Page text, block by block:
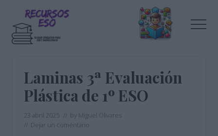
contenido
principal
barra
educación
Laminas 3ª Evaluación
Plástica de 1º ESO
23 abril 2025 // by Miguel Olivares
// Dejar un comentario